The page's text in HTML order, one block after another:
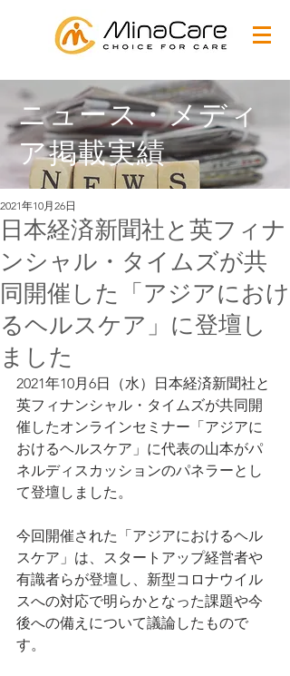
ニュース・メディ
ア掲載実績
日本経済新聞社と英フィナ
ンシャル・タイムズが共
同開催した「アジアにおけ
るヘルスケア」に登壇し
ました
2021年10月26日
2021年10月6日（水）日本経済新聞社と
英フィナンシャル・タイムズが共同開
催したオンラインセミナー「アジアに
おけるヘルスケア」に代表の山本がパ
ネルディスカッションのパネラーとし
て登壇しました。
今回開催された「アジアにおけるヘル
スケア」は、スタートアップ経営者や
有識者らが登壇し、新型コロナウイル
スへの対応で明らかとなった課題や今
後への備えについて議論したもので
す。